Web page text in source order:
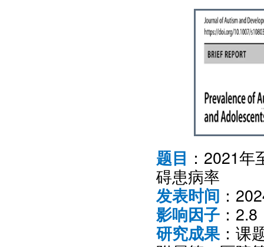
题目 ：2021
碍患病率
发表时间 ：
影响因子 ：2.8
研究成果 ：课